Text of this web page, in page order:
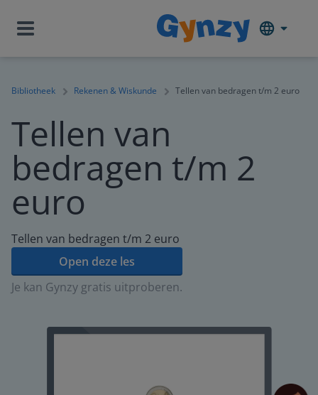
Bibliotheek Rekenen & Wiskunde Tellen van bedragen t/m 2 euro
Tellen van
bedragen t/m 2
euro
Tellen van bedragen t/m 2 euro
Open deze les
Je kan Gynzy gratis uitproberen.